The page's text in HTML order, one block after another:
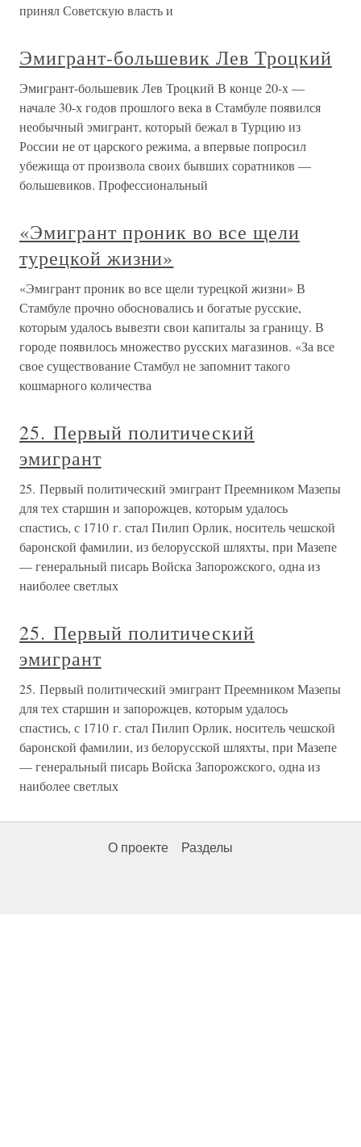
принял Советскую власть и
Эмигрант-большевик Лев Троцкий
Эмигрант-большевик Лев Троцкий В конце 20-х —
начале 30-х годов прошлого века в Стамбуле появился
необычный эмигрант, который бежал в Турцию из
России не от царского режима, а впервые попросил
убежища от произвола своих бывших соратников —
большевиков. Профессиональный
«Эмигрант проник во все щели
турецкой жизни»
«Эмигрант проник во все щели турецкой жизни» В
Стамбуле прочно обосновались и богатые русские,
которым удалось вывезти свои капиталы за границу. В
городе появилось множество русских магазинов. «За все
свое существование Стамбул не запомнит такого
кошмарного количества
25. Первый политический
эмигрант
25. Первый политический эмигрант Преемником Мазепы
для тех старшин и запорожцев, которым удалось
спастись, с 1710 г. стал Пилип Орлик, носитель чешской
баронской фамилии, из белорусской шляхты, при Мазепе
— генеральный писарь Войска Запорожского, одна из
наиболее светлых
25. Первый политический
эмигрант
25. Первый политический эмигрант Преемником Мазепы
для тех старшин и запорожцев, которым удалось
спастись, с 1710 г. стал Пилип Орлик, носитель чешской
баронской фамилии, из белорусской шляхты, при Мазепе
— генеральный писарь Войска Запорожского, одна из
наиболее светлых
О проекте Разделы